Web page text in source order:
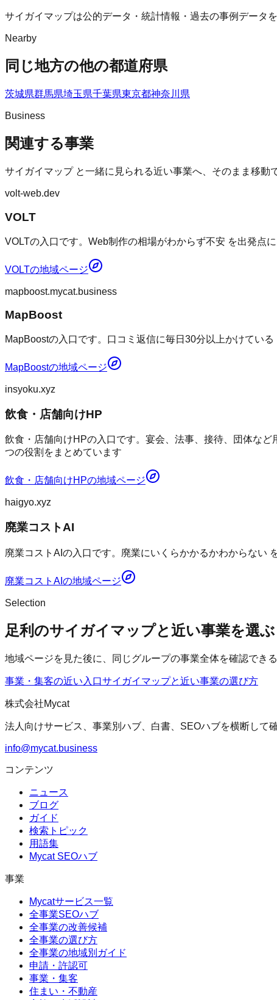
サイガイマップは公的データ・統計情報・過去の事例データ
Nearby
同じ地方の他の都道府県
茨城県群馬県埼玉県千葉県東京都神奈川県
Business
関連する事業
サイガイマップと一緒に見られる近い事業へ、そのまま移動
volt-web.dev
VOLT
VOLTの入口です。Web制作の相場がわからず不安 を出発点
VOLTの地域ページ
mapboost.mycat.business
MapBoost
MapBoostの入口です。口コミ返信に毎日30分以上かけてい
MapBoostの地域ページ
insyoku.xyz
飲食・店舗向けHP
飲食・店舗向けHPの入口です。宴会、法事、接待、団体な
つの役割をまとめています
飲食・店舗向けHPの地域ページ
haigyo.xyz
廃業コストAI
廃業コストAIの入口です。廃業にいくらかかるかわからない
廃業コストAI の地域ページ
Selection
足利のサイガイマップと近い事業を選ぶ
地域ページを見た後に、同じグループの事業全体を確認でき
事業・集客の近い入口サイガイマップと近い事業の選び方
株式会社Mycat
法人向けサービス、事業別ハブ、白書、SEOハブを横断して
info@mycat.business
コンテンツ
ニュース
ブログ
ガイド
検索トピック
用語集
Mycat SEOハブ
事業
Mycatサービス一覧
全事業SEOハブ
全事業の改善候補
全事業の選び方
全事業の地域別ガイド
申請・許認可
事業・集客
住まい・不動産